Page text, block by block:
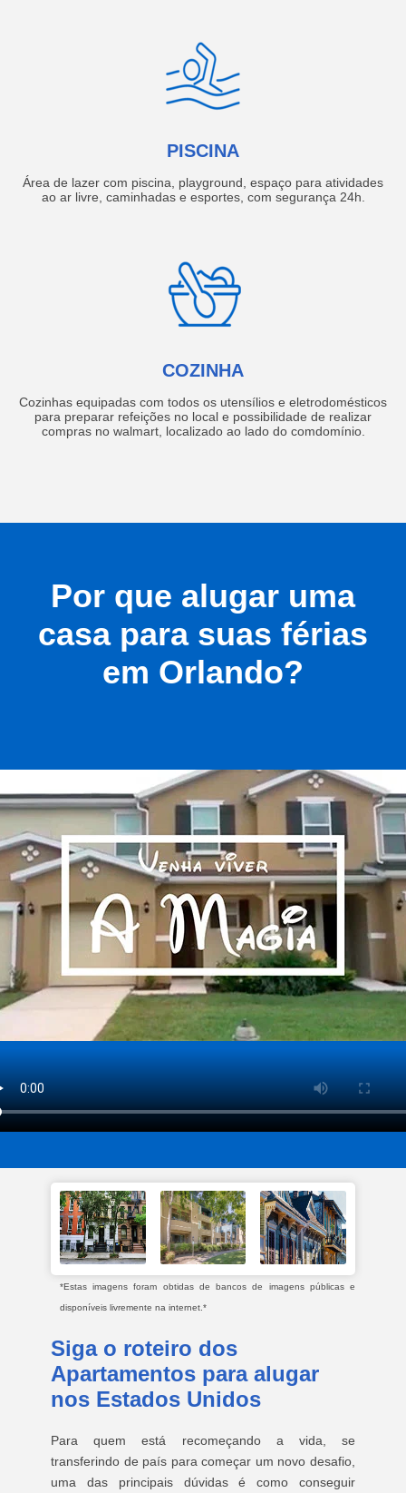
PISCINA
Área de lazer com piscina, playground, espaço para atividades
ao ar livre, caminhadas e esportes, com segurança 24h.
COZINHA
Cozinhas equipadas com todos os utensílios e eletrodomésticos
para preparar refeições no local e possibilidade de realizar
compras no walmart, localizado ao lado do comdomínio.
Por que alugar uma
casa para suas férias
em Orlando?
*Estas imagens foram obtidas de bancos de imagens públicas e
disponíveis livremente na internet.*
Siga o roteiro dos
Apartamentos para alugar
nos Estados Unidos
Para quem está recomeçando a vida, se
transferindo de país para começar um novo desafio,
uma das principais dúvidas é como conseguir